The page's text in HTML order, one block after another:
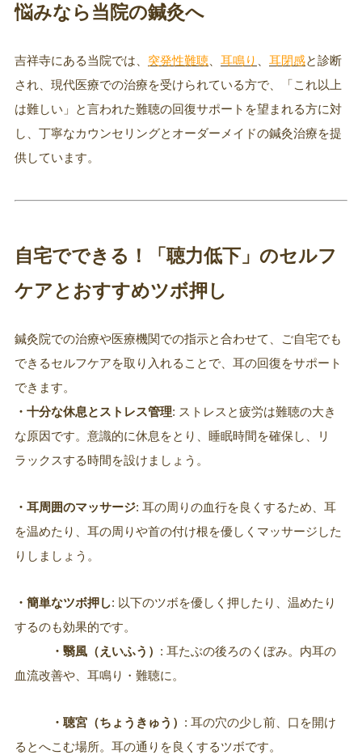
悩みなら当院の鍼灸へ
吉祥寺にある当院では、 突発性難聴 耳鳴り 耳閉感と診断
され、現代医療での治療を受けられている方で、「これ以上
は難しい」と言われた難聴の回復サポートを望まれる方に対
し、丁寧なカウンセリングとオーダーメイドの鍼灸治療を提
供しています。
自宅でできる！「聴力低下」のセルフ
ケアとおすすめツボ押し
鍼灸院での治療や医療機関での指示と合わせて、ご自宅でも
できるセルフケアを取り入れることで、耳の回復をサポート
できます。
・十分な休息とストレス管理: ストレスと疲労は難聴の大き
な原因です。意識的に休息をとり、睡眠時間を確保し、リ
ラックスする時間を設けましょう。
・耳周囲のマッサージ: 耳の周りの血行を良くするため、耳
を温めたり、耳の周りや首の付け根を優しくマッサージした
りしましょう。
・簡単なツボ押し: 以下のツボを優しく押したり、温めたり
するのも効果的です。
・翳風（えいふう） : 耳たぶの後ろのくぼみ。内耳の
血流改善や、耳鳴り・難聴に。
・聴宮（ちょうきゅう） : 耳の穴の少し前、口を開け
るとへこむ場所。耳の通りを良くするツボです。